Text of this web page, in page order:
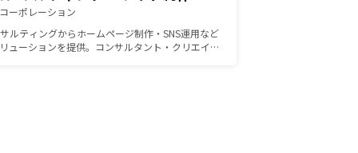
ーポレーション
ルティングからホームページ制作・SNS運用など
ューションを提供。コンサルタント・クリエイタ